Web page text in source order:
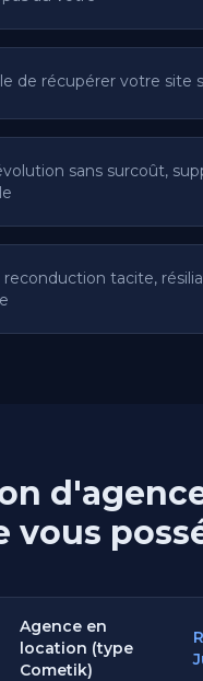
de récupérer votre site
sans surcoût,
reconduction tacite,
vous
Agence en
location (type
Cometik)